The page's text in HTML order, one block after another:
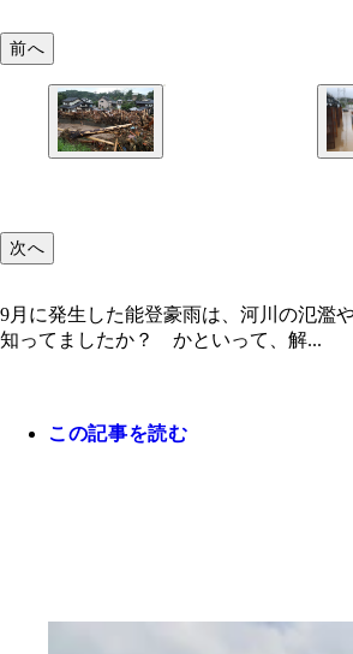
前へ
次へ
9月に発生した能登豪雨は、河川の氾濫
知ってましたか？ かといって、解...
この記事を読む